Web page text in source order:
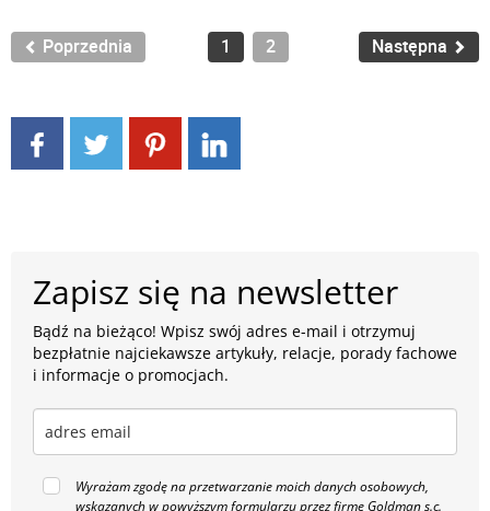
Poprzednia 1 2 Następna
Zapisz się na newsletter
Bądź na bieżąco! Wpisz swój adres e-mail i otrzymuj
bezpłatnie najciekawsze artykuły, relacje, porady fachowe
i informacje o promocjach.
Wyrażam zgodę na przetwarzanie moich danych osobowych,
wskazanych w powyższym formularzu przez firmę Goldman s.c.